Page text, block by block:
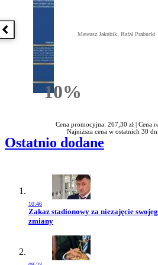
Poprzednia książka
10%Rabatu
Mateusz Jakubik, Rafał Prabucki
Cena promocyjna: 267,30 zł | Cena
Najniższa cena w ostatnich 30
Ostatnio dodane
10:46
Przejdź do artykułu:
Zakaz stadionowy za niezajęcie
zmiany